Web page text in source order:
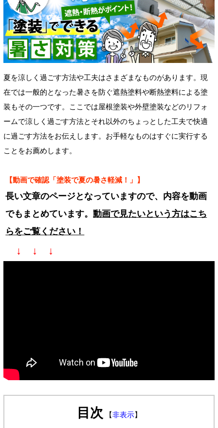
夏を涼しく過ごす方法や工夫はさまざまなものがあります。現
在では一般的となった暑さを防ぐ遮熱塗料や断熱塗料による塗
装もその一つです。ここでは屋根塗装や外壁塗装などのリフォ
ームで涼しく過ごす方法とそれ以外のちょっとした工夫で快適
に過ごす方法をお伝えします。お手軽なものはすぐに実行する
ことをお薦めします。
【動画で確認「塗装で夏の暑さ軽減！」】
長い文章のページとなっていますので、内容を動画
でもまとめています。動画で見たいという方はこち
らをご覧ください！
↓ ↓ ↓
目次 【非表示】